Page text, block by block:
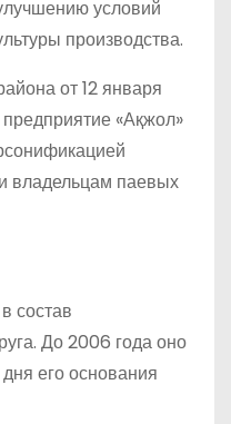
условий
производства.
от 12 января
«Ақжол»
владельцам паевых
состав
До 2006 года оно
его основания